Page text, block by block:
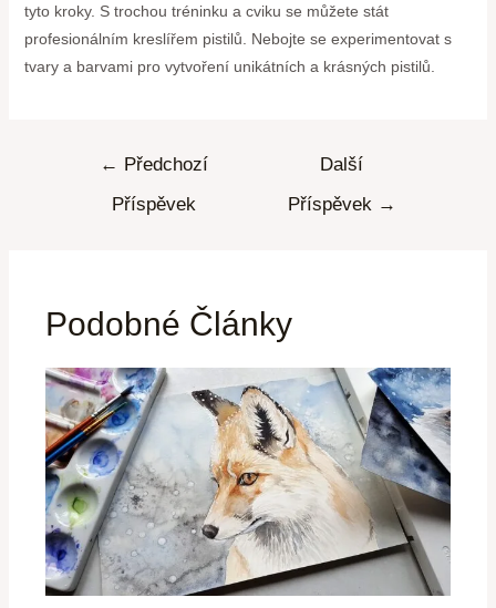
tyto kroky. S trochou tréninku a cviku se můžete stát
profesionálním kreslířem pistilů. Nebojte se experimentovat s
tvary a barvami pro vytvoření unikátních a krásných pistilů.
← Předchozí
Příspěvek
Další
Příspěvek →
Podobné Články